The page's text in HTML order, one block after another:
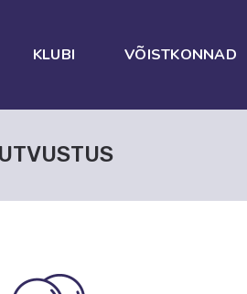
KLUBI VÕISTKONNAD